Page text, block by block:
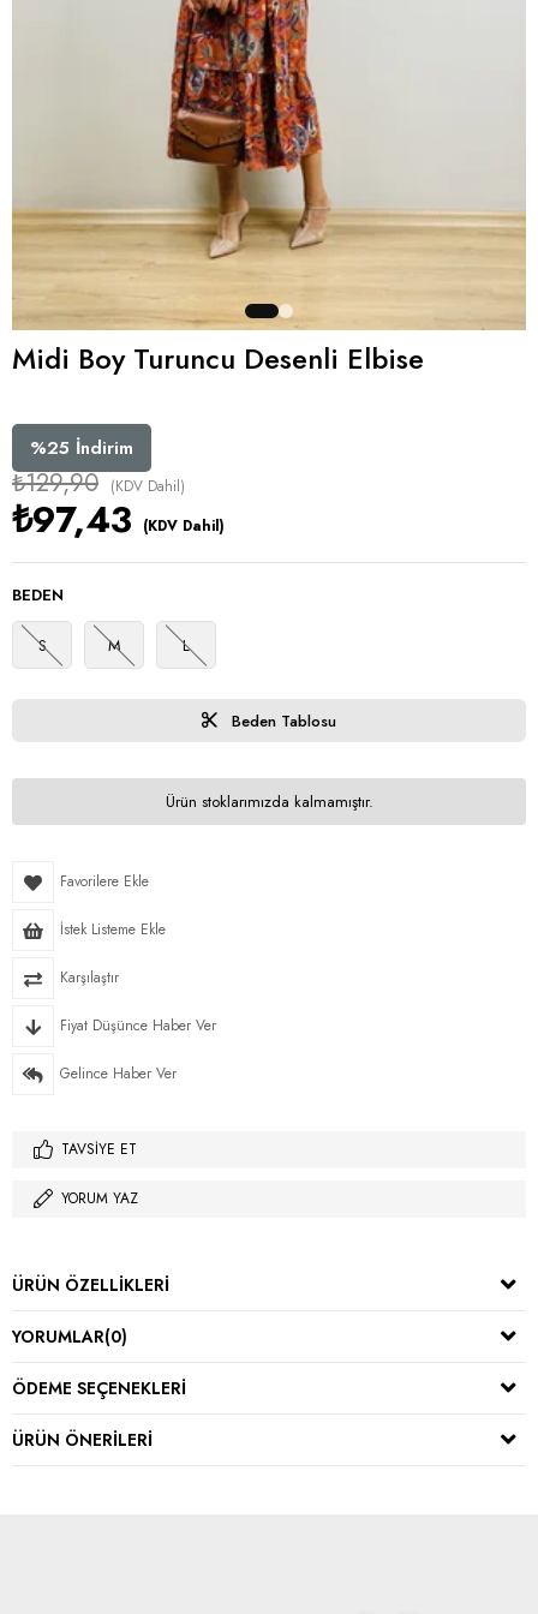
Midi Boy Turuncu Desenli Elbise
%25 İndirim
₺129,90 (KDV Dahil)
₺97,43 (KDV Dahil)
BEDEN
S M L
Beden Tablosu
Ürün stoklarımızda kalmamıştır.
Favorilere Ekle
İstek Listeme Ekle
Karşılaştır
Fiyat Düşünce Haber Ver
Gelince Haber Ver
TAVSIYE ET
YORUM YAZ
ÜRÜN ÖZELLIKLERI
YORUMLAR(0)
ÖDEME SEÇENEKLERI
ÜRÜN ÖNERILERI